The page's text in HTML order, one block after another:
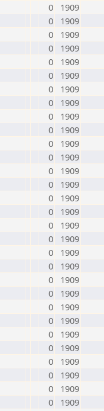
0
1909
0
1909
0
1909
0
1909
0
1909
0
1909
0
1909
0
1909
0
1909
0
1909
0
1909
0
1909
0
1909
0
1909
0
1909
0
1909
0
1909
0
1909
0
1909
0
1909
0
1909
0
1909
0
1909
0
1909
0
1909
0
1909
0
1909
0
1909
0
1909
0
1909